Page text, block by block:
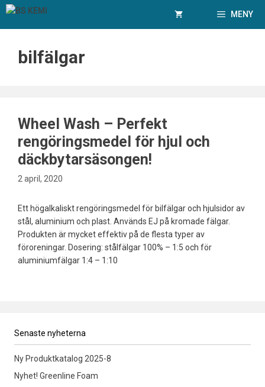
Hoppa
innehåll
MENY
bilfälgar
Wheel Wash – Perfekt
rengöringsmedel för hjul och
däckbytarsäsongen!
2 april, 2020
Ett högalkaliskt rengöringsmedel för bilfälgar och hjulsidor av
stål, aluminium och plast. Används EJ på kromade fälgar.
Produkten är mycket effektiv på de flesta typer av
föroreningar. Dosering: stålfälgar 100% – 1:5 och för
aluminiumfälgar 1:4 – 1:10
Senaste nyheterna
Ny Produktkatalog 2025-8
Nyhet! Greenline Foam